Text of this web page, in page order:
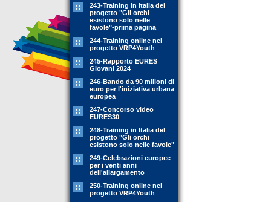
243-Training in Italia del
progetto "Gli orchi
esistono solo nelle
favole"-prima pagina
244-Training online nel
progetto VRP4Youth
245-Rapporto EURES
Giovani 2024
246-Bando da 90 milioni di
euro per l'iniziativa urbana
europea
247-Concorso video
EURES30
248-Training in Italia del
progetto "Gli orchi
esistono solo nelle favole"
249-Celebrazioni europee
per i venti anni
dell'allargamento
250-Training online nel
progetto VRP4Youth